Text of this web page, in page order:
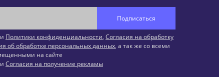
Подписаться
Политики конфиденциальности, Согласия на обработку
об обработке персональных данных, а так же со всеми
на сайте
Согласия на получение рекламы